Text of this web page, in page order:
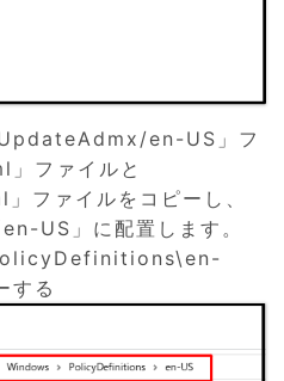
en-US」フ
ファイルと
ファイルをコピーし、
US」に配置します。
する